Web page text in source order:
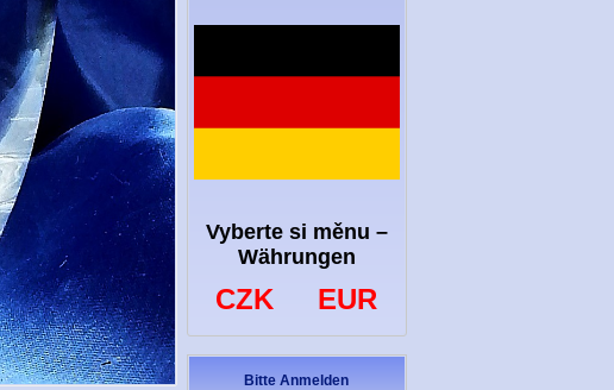
Vyberte si měnu –
Währungen
CZK EUR
Bitte Anmelden